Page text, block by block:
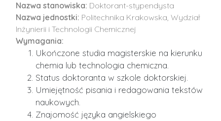
Nazwa stanowiska: Doktorant-stypendysta
Nazwa jednostki: Politechnika Krakowska, Wydział
Inżynierii i Technologii Chemicznej
Wymagania:
Ukończone studia magisterskie na kierunku
chemia lub technologia chemiczna.
Status doktoranta w szkole doktorskiej.
Umiejętność pisania i redagowania tekstów
naukowych.
Znajomość języka angielskiego